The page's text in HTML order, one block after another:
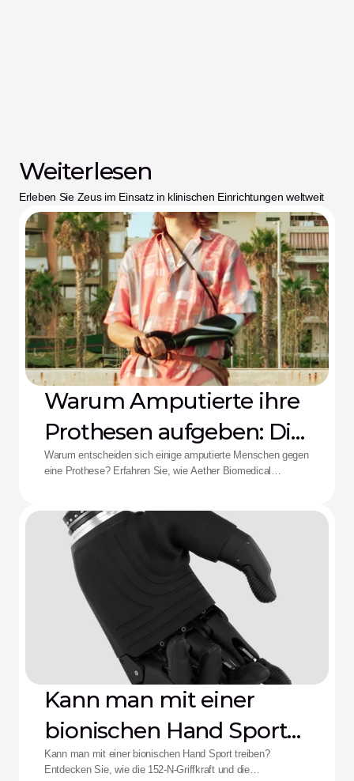
Weiterlesen
Erleben Sie Zeus im Einsatz in klinischen Einrichtungen weltweit
Warum Amputierte ihre
Prothesen aufgeben: Die
Aether-Lösung
Warum entscheiden sich einige amputierte Menschen gegen
eine Prothese? Erfahren Sie, wie Aether Biomedical
Kann man mit einer
bionischen Hand Sport
treiben?
Kann man mit einer bionischen Hand Sport treiben?
Entdecken Sie, wie die 152-N-Griffkraft und die